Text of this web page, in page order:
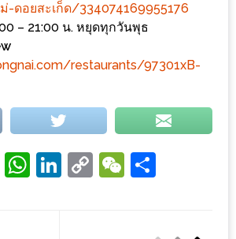
-ดอยสะเก็ด/334074169955176
– 21:00 น. หยุดทุกวันพุธ
restaurants/97301xB-
EmailWhatsApp
LinkedIn
CopyWeChat